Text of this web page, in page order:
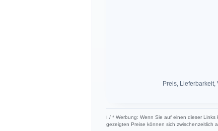
Preis,
ℹ︎ / * Werbung: Wenn Sie auf einen dieser
gezeigten Preise können sich zwischenzeitlich